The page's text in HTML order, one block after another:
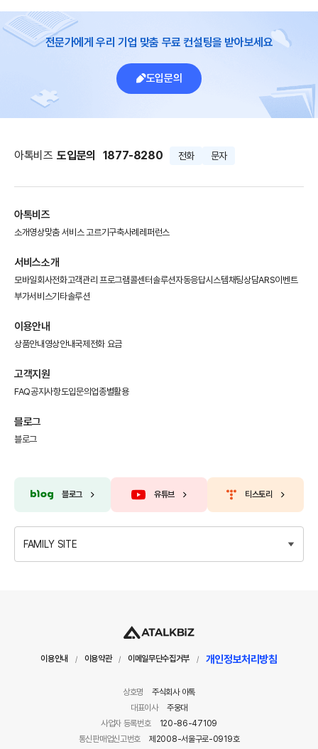
전문가에게 우리 기업 맞춤 무료 컨설팅을 받아보세요
도입문의
아톡비즈 도입문의 1877-8280 전화 문자
아톡비즈
소개영상맞춤 서비스 고르기구축사례 레퍼런스
서비스소개
모바일회사전화고객관리 프로그램콜센터솔루션자동응답시스템채팅상담ARS이벤트
부가서비스기타솔루션
이용안내
상품안내 영상안내국제전화 요금
고객지원
FAQ공지사항도입문의 업종별활용
블로그
블로그
블로그 유튜브 티스토리
FAMILY SITE
이용안내 / 이용약관 / 이메일무단수집거부 / 개인정보처리방침
상호명
주식회사 아톡
대표이사
주웅대
사업자 등록번호
120-86-47109
통신판매업신고번호
제2008-서울구로-0919호